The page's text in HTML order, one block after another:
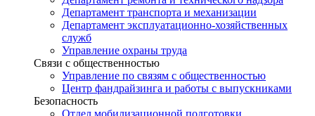
Департамент транспорта и механизации
Департамент эксплуатационно-хозяйственных
служб
Управление охраны труда
Связи с общественностью
Управление по связям с общественностью
Центр фандрайзинга и работы с выпускниками
Безопасность
Отдел мобилизационной подготовки